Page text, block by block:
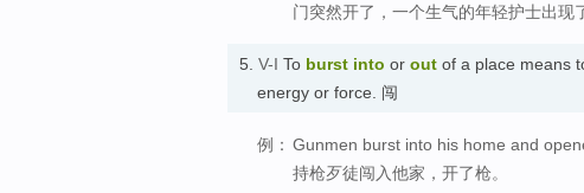
门突然开了，一个生气的年轻护士出现
5. V-I To burst into or out of a place means
energy or force. 闯
例： Gunmen burst into his home and
持枪歹徒闯入他家，开了枪。